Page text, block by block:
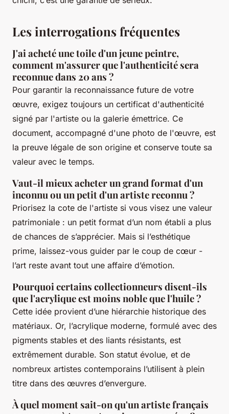
Les interrogations fréquentes
J'ai acheté une toile d'un jeune peintre,
comment m'assurer que l'authenticité sera
reconnue dans 20 ans ?
Pour garantir la reconnaissance future de votre
œuvre, exigez toujours un certificat d'authenticité
signé par l'artiste ou la galerie émettrice. Ce
document, accompagné d'une photo de l'œuvre, est
la preuve légale de son origine et conserve toute sa
valeur avec le temps.
Vaut-il mieux acheter un grand format d'un
inconnu ou un petit d'un artiste reconnu ?
Priorisez la cote de l'artiste si vous visez une valeur
patrimoniale : un petit format d’un nom établi a plus
de chances de s’apprécier. Mais si l’esthétique
prime, laissez-vous guider par le coup de cœur -
l’art reste avant tout une affaire d’émotion.
Pourquoi certains collectionneurs disent-ils
que l'acrylique est moins noble que l'huile ?
Cette idée provient d’une hiérarchie historique des
matériaux. Or, l’acrylique moderne, formulé avec des
pigments stables et des liants résistants, est
extrêmement durable. Son statut évolue, et de
nombreux artistes contemporains l’utilisent à plein
titre dans des œuvres d’envergure.
À quel moment sait-on qu'un artiste français